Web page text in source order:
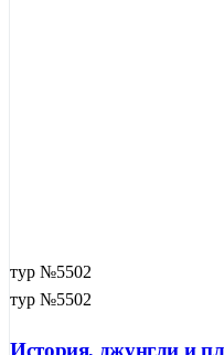
тур №5502
тур №5502
История, джунгли и